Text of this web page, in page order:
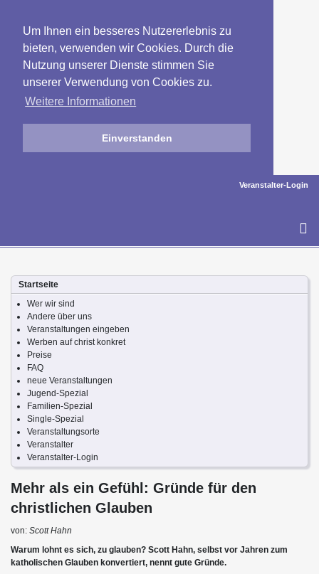
Um Ihnen ein besseres Nutzererlebnis zu
bieten, verwenden wir Cookies. Durch die
Nutzung unserer Dienste stimmen Sie
unserer Verwendung von Cookies zu.
Weitere Informationen
Einverstanden
Veranstalter-Login
Startseite
Wer wir sind
Andere über uns
Veranstaltungen eingeben
Werben auf christ konkret
Preise
FAQ
neue Veranstaltungen
Jugend-Spezial
Familien-Spezial
Single-Spezial
Veranstaltungsorte
Veranstalter
Veranstalter-Login
Mehr als ein Gefühl: Gründe für den
christlichen Glauben
von: Scott Hahn
Warum lohnt es sich, zu glauben? Scott Hahn, selbst vor Jahren zum
katholischen Glauben konvertiert, nennt gute Gründe.